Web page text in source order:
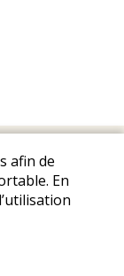
de VentesI
- Tous droits
afin de
En